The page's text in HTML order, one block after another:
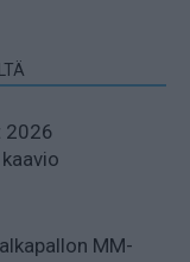
2026
MM-